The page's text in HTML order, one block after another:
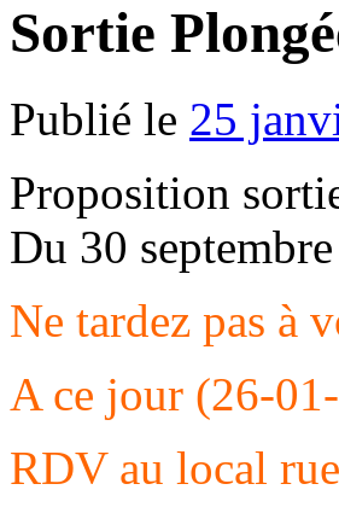
Sortie
Publié le 25
Proposition
Du 30
Ne tardez pas à
A ce jour (26-
RDV au local